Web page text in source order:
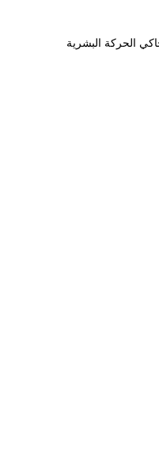
ذهابًا وإيابًا على الفراش ، يحاكي الحركة البشرية